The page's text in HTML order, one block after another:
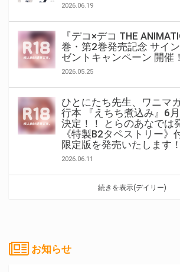
2026.06.19
『デコ×デコ THE
巻・第2巻発売記念 サイ
ゼントキャンペーン 開催！
2026.05.25
ひとにたち先生、ワニマ
行本 『えちち煮込み』6
決定！！ とらのあなでは
《特製B2タペストリー》
限定版を発売いたします
2026.06.11
続きを表示(デイリー)
お知らせ